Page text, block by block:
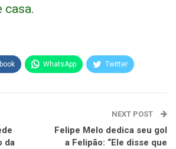
casa.
WhatsApp Twitter
da
NEXT POST
Felipe Melo dedica seu gol
a Felipão: “Ele disse que